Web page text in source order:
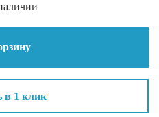
в 1 клик